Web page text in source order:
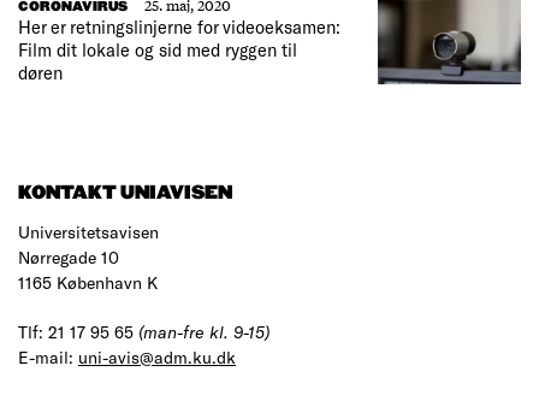
CORONAVIRUS
25. maj, 2020
Her er retningslinjerne for videoeksamen:
Film dit lokale og sid med ryggen til
døren
KONTAKT UNIAVISEN
Universitetsavisen
Nørregade 10
1165 København K
Tlf: 21 17 95 65 (man-fre kl. 9-15)
E-mail: uni-avis@adm.ku.dk